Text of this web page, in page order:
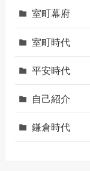
室町幕府
室町時代
平安時代
自己紹介
鎌倉時代